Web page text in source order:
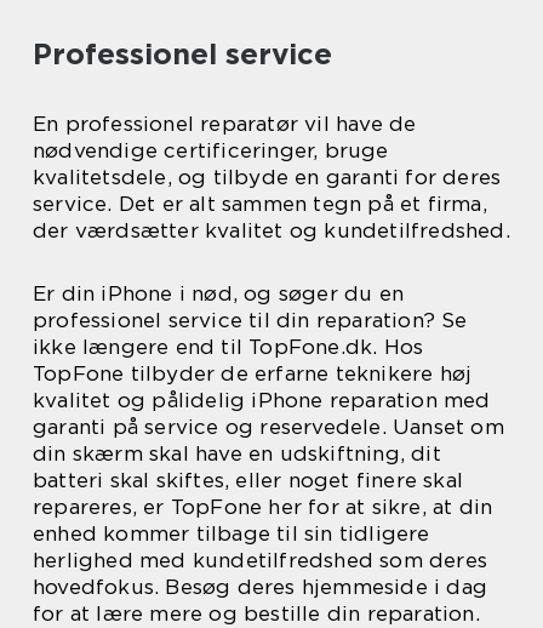
Professionel service
En professionel reparatør vil have de
nødvendige certificeringer, bruge
kvalitetsdele, og tilbyde en garanti for deres
service. Det er alt sammen tegn på et firma,
der værdsætter kvalitet og kundetilfredshed.
Er din iPhone i nød, og søger du en
professionel service til din reparation? Se
ikke længere end til TopFone.dk. Hos
TopFone tilbyder de erfarne teknikere høj
kvalitet og pålidelig iPhone reparation med
garanti på service og reservedele. Uanset om
din skærm skal have en udskiftning, dit
batteri skal skiftes, eller noget finere skal
repareres, er TopFone her for at sikre, at din
enhed kommer tilbage til sin tidligere
herlighed med kundetilfredshed som deres
hovedfokus. Besøg deres hjemmeside i dag
for at lære mere og bestille din reparation.